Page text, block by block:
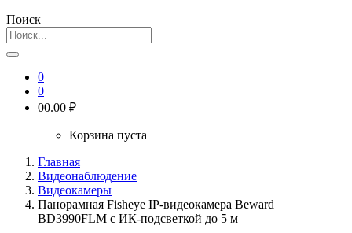
Поиск
0
0
00.00 ₽
Корзина пуста
Главная
Видеонаблюдение
Видеокамеры
Панорамная Fisheye IP-видеокамера Beward
BD3990FLM с ИК-подсветкой до 5 м